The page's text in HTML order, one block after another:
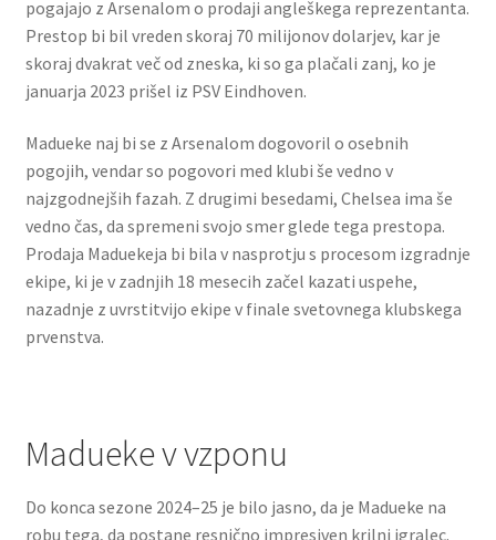
pogajajo z Arsenalom o prodaji angleškega reprezentanta.
Prestop bi bil vreden skoraj 70 milijonov dolarjev, kar je
skoraj dvakrat več od zneska, ki so ga plačali zanj, ko je
januarja 2023 prišel iz PSV Eindhoven.
Madueke naj bi se z Arsenalom dogovoril o osebnih
pogojih, vendar so pogovori med klubi še vedno v
najzgodnejših fazah. Z drugimi besedami, Chelsea ima še
vedno čas, da spremeni svojo smer glede tega prestopa.
Prodaja Maduekeja bi bila v nasprotju s procesom izgradnje
ekipe, ki je v zadnjih 18 mesecih začel kazati uspehe,
nazadnje z uvrstitvijo ekipe v finale svetovnega klubskega
prvenstva.
Madueke v vzponu
Do konca sezone 2024–25 je bilo jasno, da je Madueke na
robu tega, da postane resnično impresiven krilni igralec.